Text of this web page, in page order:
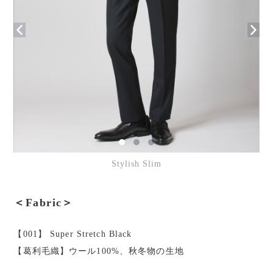
Stylish Slim
＜Fabric＞
【001】 Super Stretch Black
【葛利毛織】ウール100%、秋冬物の生地